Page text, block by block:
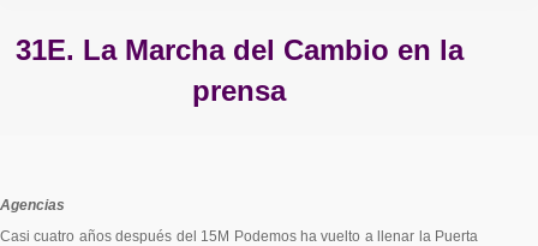
31E. La Marcha del Cambio en la
prensa
Agencias
Casi cuatro años después del 15M Podemos ha vuelto a llenar la Puerta